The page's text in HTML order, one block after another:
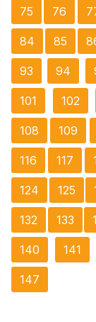
75 76
84 85
93 94
101 102
108 109
116 117
124 125
132 133
140 141
147